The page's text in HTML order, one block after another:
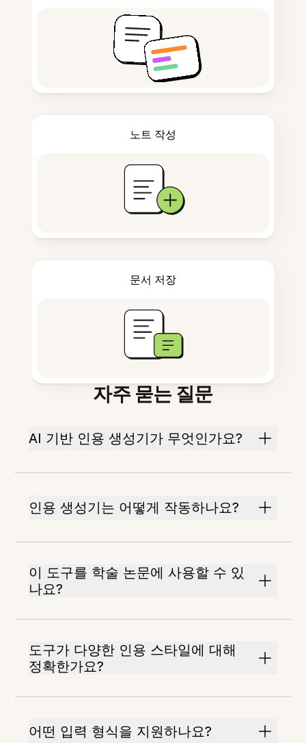
노트 작성
문서 저장
자주 묻는 질문
AI 기반 인용 생성기가 무엇인가요?
인용 생성기는 어떻게 작동하나요?
이 도구를 학술 논문에 사용할 수 있
나요?
도구가 다양한 인용 스타일에 대해
정확한가요?
어떤 입력 형식을 지원하나요?